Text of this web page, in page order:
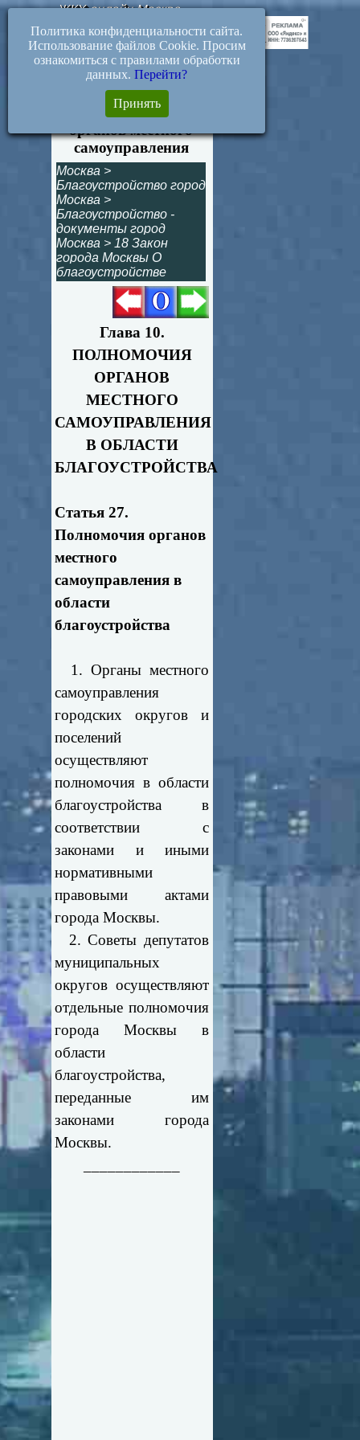
ЖКХ-онлайн.Москва
Статья 27.
Полномочия
органов местного
самоуправления
Москва >
Благоустройство город
Москва >
Благоустройство -
документы город
Москва > 18 Закон
города Москвы О
благоустройстве
Глава 10.
ПОЛНОМОЧИЯ
ОРГАНОВ
МЕСТНОГО
САМОУПРАВЛЕНИЯ
В ОБЛАСТИ
БЛАГОУСТРОЙСТВА
Статья 27.
Полномочия органов
местного
самоуправления в
области
благоустройства
1. Органы местного
самоуправления
городских округов и
поселений
осуществляют
полномочия в области
благоустройства в
соответствии с
законами и иными
нормативными
правовыми актами
города Москвы.
2. Советы депутатов
муниципальных
округов осуществляют
отдельные полномочия
города Москвы в
области
благоустройства,
переданные им
законами города
Москвы.
Политика конфиденциальности сайта.
Использование файлов Cookie. Просим
ознакомиться с правилами обработки
данных. Перейти?
Принять